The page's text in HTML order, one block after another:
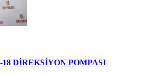
DİREKSİYON POMPASI